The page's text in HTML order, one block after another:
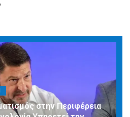
στην Περιφέρεια